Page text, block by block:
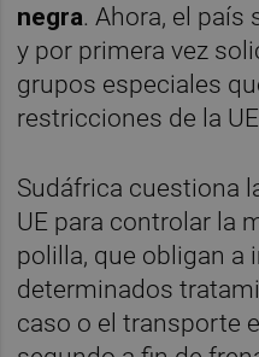
negra. Ahora, el país
y por primera vez
grupos especiales
restricciones de la
Sudáfrica cuestiona
UE para controlar la
polilla, que obligan a
determinados
caso o el transporte